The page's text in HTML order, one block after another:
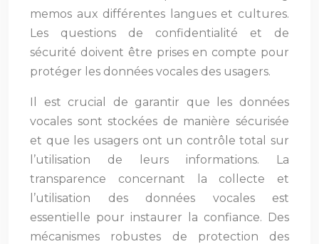
memos aux différentes langues et cultures.
Les questions de confidentialité et de
sécurité doivent être prises en compte pour
protéger les données vocales des usagers.
Il est crucial de garantir que les données
vocales sont stockées de manière sécurisée
et que les usagers ont un contrôle total sur
l’utilisation de leurs informations. La
transparence concernant la collecte et
l’utilisation des données vocales est
essentielle pour instaurer la confiance. Des
mécanismes robustes de protection des